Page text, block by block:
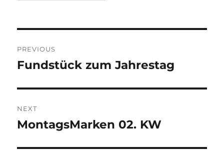
navigation
PREVIOUS
Previous
Fundstück zum Jahrestag
NEXT
Next
MontagsMarken 02. KW